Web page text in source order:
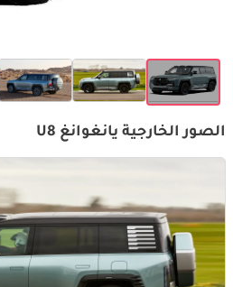
الصور الخارجية يانغوانغ U8